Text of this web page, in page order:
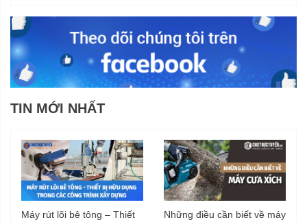
TIN MỚI NHẤT
Máy rút lõi bê tông – Thiết
Những điều cần biết về máy